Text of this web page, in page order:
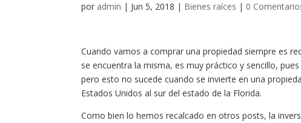
por admin | Jun 5, 2018 | Bienes raíces | 0
Cuando vamos a comprar una propiedad siempre es
se encuentra la misma, es muy práctico y sencillo,
pero esto no sucede cuando se invierte en una
Estados Unidos al sur del estado de la Florida.
Como bien lo hemos recalcado en otros posts, la